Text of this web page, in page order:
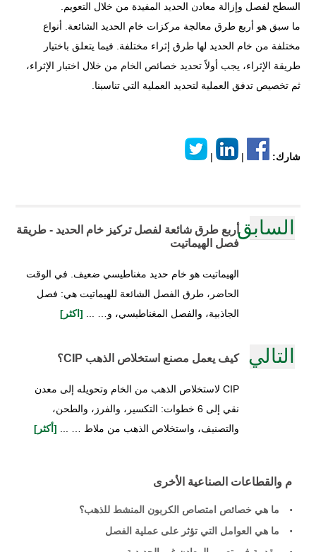
السطح لفصل وإزالة معادن الحديد المفيدة من خلال التعويم.
ما سبق هو أربع طرق معالجة مركزات خام الحديد الشائعة. أنواع
مختلفة من خام الحديد لها طرق إثراء مختلفة. فيما يتعلق باختيار
طريقة الإثراء، يجب أولاً تحديد خصائص الخام من خلال اختبار الإثراء،
ثم تخصيص تدفق العملية لتحديد العملية التي تناسبنا.
شارك: |
|
السابقأربع طرق شائعة لفصل تركيز خام الحديد - طريقة
فصل الهيماتيت
الهيماتيت هو خام حديد مغناطيسي ضعيف. في الوقت
الحاضر، طرق الفصل الشائعة للهيماتيت هي: فصل
الجاذبية، والفصل المغناطيسي، و… ...
[اكثر]
التالي كيف يعمل مصنع استخلاص الذهب CIP؟
CIP لاستخلاص الذهب من الخام وتحويله إلى معدن
نقي إلى 6 خطوات: التكسير، والفرز، والطحن،
والتصنيف، واستخلاص الذهب من ملاط … ...
[أكثر]
م والقطاعات الصناعية الأخرى
ما هي خصائص امتصاص الكربون المنشط للذهب؟
ما هي العوامل التي تؤثر على عملية الفصل